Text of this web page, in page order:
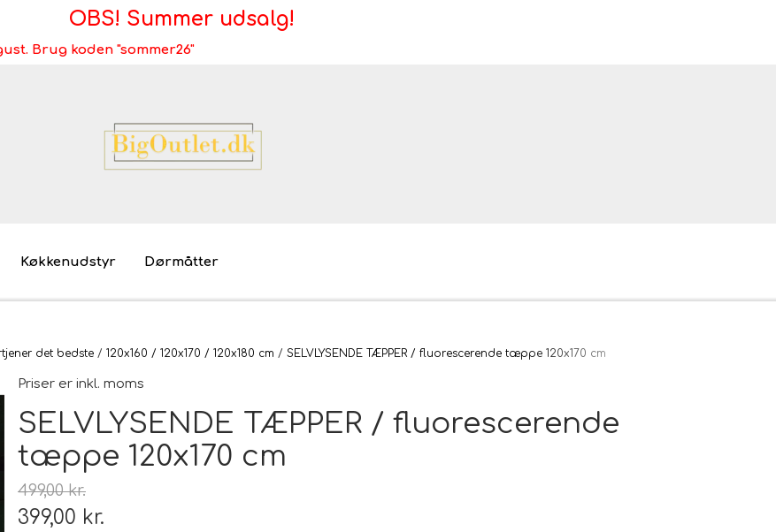
OBS! Summer udsalg!
Brug koden "sommer26"
Brugt/demo/udstilling - bliv miljøvenlig Møbler og tæpper
Tøj og Sko
Køkkenudstyr Dørmåtter
det bedste 120x160 / 120x170 / 120x180 cm SELVLYSENDE TÆPPER / fluorescerende tæppe 120x170 cm
Priser er inkl. moms
SELVLYSENDE TÆPPER / fluorescerende
tæppe 120x170 cm
499,00 kr.
399,00 kr.